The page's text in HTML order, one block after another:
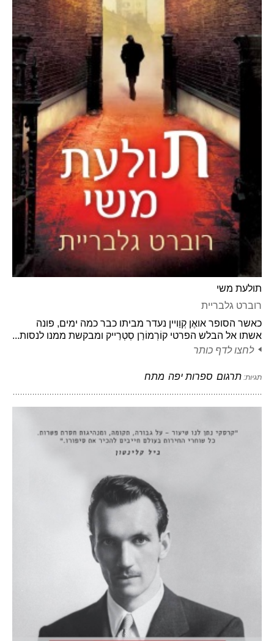
תולעת משי
רוברט גלבריית
כאשר הסופר אואֶן קְוַויין נעדר מביתו כבר כמה ימים, פונה
אשתו אל הבלש הפרטי קוֹרְמוֹרַן סְטְרַייק ומבקשת ממנו לנסות...
לחצו לדף כותר
תגיות: תרגום ספרות יפה מתח